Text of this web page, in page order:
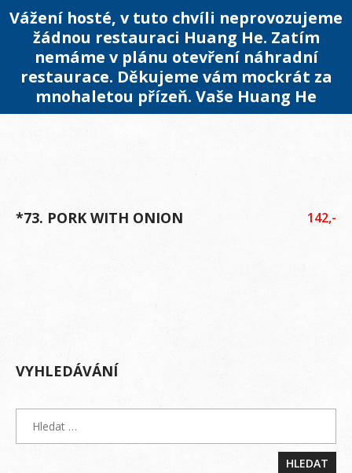
Vážení hosté, v tuto chvíli neprovozujeme
žádnou restauraci Huang He. Zatím
nemáme v plánu otevření náhradní
restaurace. Děkujeme vám mockrát za
mnohaletou přízeň. Vaše Huang He
*73. PORK WITH ONION 142,-
VYHLEDÁVÁNÍ